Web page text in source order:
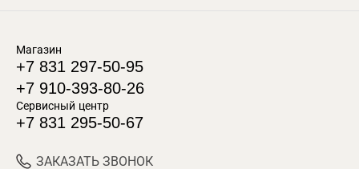
Магазин
+7 831 297-50-95
+7 910-393-80-26
Сервисный центр
+7 831 295-50-67
ЗАКАЗАТЬ ЗВОНОК